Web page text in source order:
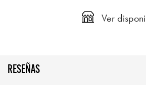
Ver
RESEÑAS